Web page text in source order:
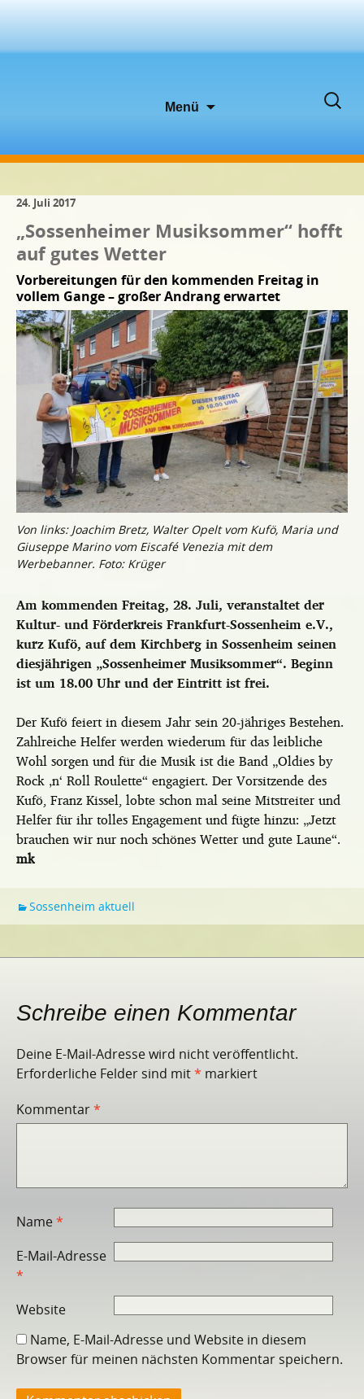
Menü
Suchen
24. Juli 2017
„Sossenheimer Musiksommer“ hofft
auf gutes Wetter
Vorbereitungen für den kommenden Freitag in
vollem Gange – großer Andrang erwartet
Von links: Joachim Bretz, Walter Opelt vom Kufö, Maria und
Giuseppe Marino vom Eiscafé Venezia mit dem
Werbebanner. Foto: Krüger
Am kommenden Freitag, 28. Juli, veranstaltet der
Kultur- und Förderkreis Frankfurt-Sossenheim e.V.,
kurz Kufö, auf dem Kirchberg in Sossenheim seinen
diesjährigen „Sossenheimer Musiksommer“. Beginn
ist um 18.00 Uhr und der Eintritt ist frei.
Der Kufö feiert in diesem Jahr sein 20-jähriges Bestehen.
Zahlreiche Helfer werden wiederum für das leibliche
Wohl sorgen und für die Musik ist die Band „Oldies by
Rock ‚n‘ Roll Roulette“ engagiert. Der Vorsitzende des
Kufö, Franz Kissel, lobte schon mal seine Mitstreiter und
Helfer für ihr tolles Engagement und fügte hinzu: „Jetzt
brauchen wir nur noch schönes Wetter und gute Laune“.
mk
Sossenheim aktuell
Schreibe einen Kommentar
Deine E-Mail-Adresse wird nicht veröffentlicht.
Erforderliche Felder sind mit* markiert
Kommentar*
Name*
E-Mail-Adresse
*
Website
Name, E-Mail-Adresse und Website in diesem
Browser für meinen nächsten Kommentar speichern.